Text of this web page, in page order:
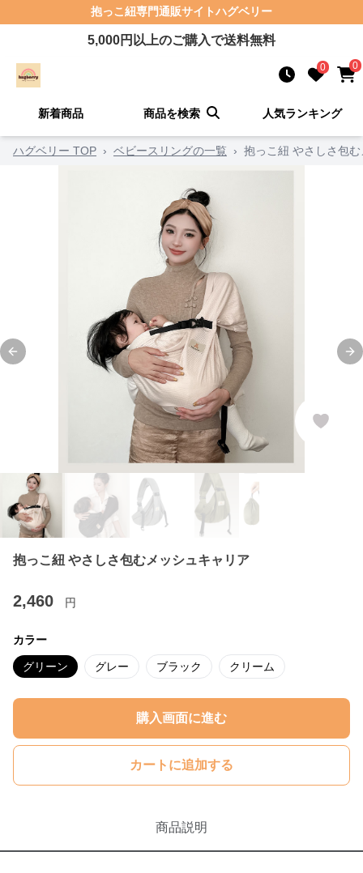
抱っこ紐専門通販サイトハグベリー
5,000円以上のご購入で送料無料
0 0
新着商品 商品を検索 人気ランキング
ハグベリー TOP › ベビースリングの一覧 › 抱っこ紐 やさしさ包
Previous slide
抱っこ紐 やさしさ包むメッシュキャリア
2,460 円
カラー
グリーン グレー ブラック クリーム
購入画面に進む
カートに追加する
商品説明